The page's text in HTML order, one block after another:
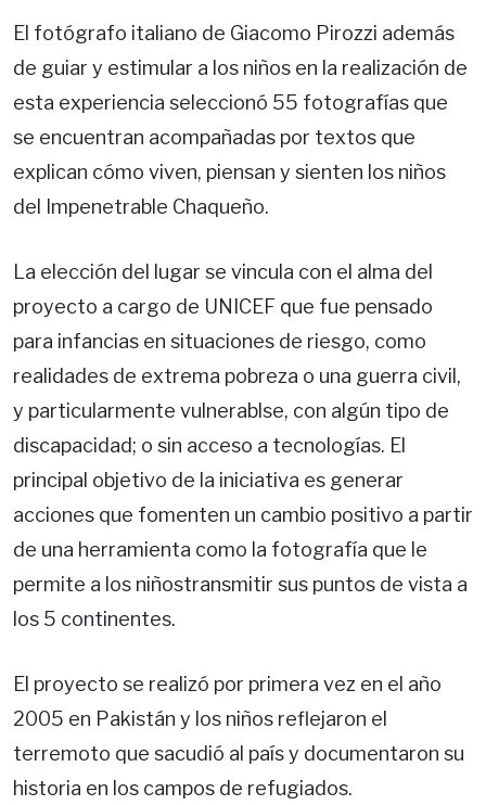
El fotógrafo italiano de Giacomo Pirozzi además
de guiar y estimular a los niños en la realización de
esta experiencia seleccionó 55 fotografías que
se encuentran acompañadas por textos que
explican cómo viven, piensan y sienten los niños
del Impenetrable Chaqueño.
La elección del lugar se vincula con el alma del
proyecto a cargo de UNICEF que fue pensado
para infancias en situaciones de riesgo, como
realidades de extrema pobreza o una guerra civil,
y particularmente vulnerablse, con algún tipo de
discapacidad; o sin acceso a tecnologías. El
principal objetivo de la iniciativa es generar
acciones que fomenten un cambio positivo a partir
de una herramienta como la fotografía que le
permite a los niñostransmitir sus puntos de vista a
los 5 continentes.
El proyecto se realizó por primera vez en el año
2005 en Pakistán y los niños reflejaron el
terremoto que sacudió al país y documentaron su
historia en los campos de refugiados.